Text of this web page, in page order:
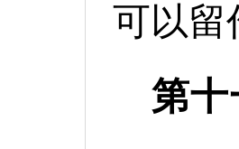
可以留
第十